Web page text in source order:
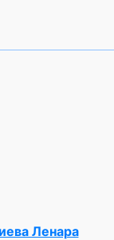
Ленара